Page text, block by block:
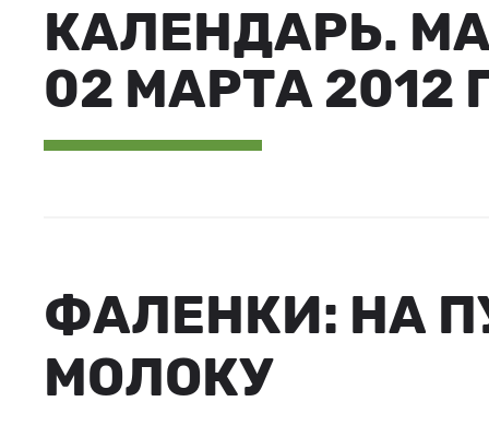
КАЛЕНДАРЬ.
02 МАРТА 2012
ФАЛЕНКИ: НА
МОЛОКУ